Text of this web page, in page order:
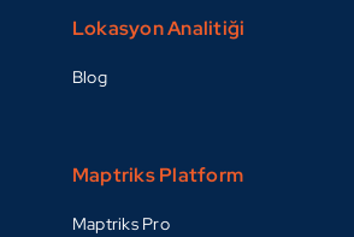
Lokasyon Analitiği
Blog
Maptriks Platform
Maptriks Pro